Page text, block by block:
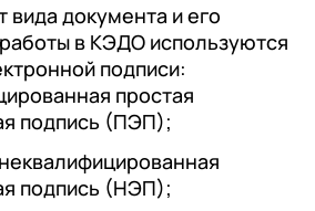
вида документа и его
в КЭДО используются
подписи:
простая
подпись (ПЭП);
подпись (НЭП);